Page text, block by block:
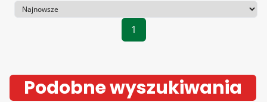
Sortowanie
1
Podobne wyszukiwania